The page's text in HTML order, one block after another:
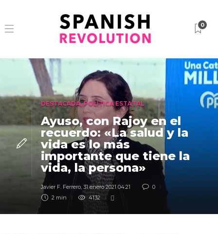
0
DESTACADA,POLÍTICA ESTATAL
Ayuso, con Rajoy en el
recuerdo: «La salud y la
vida es lo más
importante que tiene la
vida, la persona»
Javier F. Ferrero, 31 enero 2021 04:21
0
2 min
4132